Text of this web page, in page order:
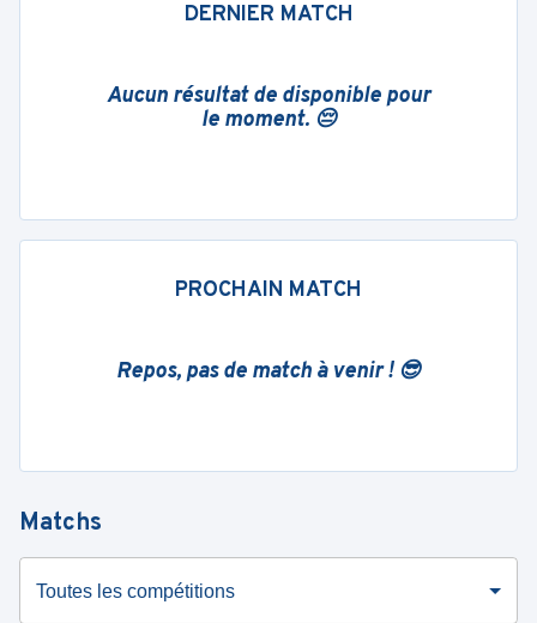
DERNIER MATCH
Aucun résultat de disponible pour
le moment. 😔
PROCHAIN MATCH
Repos, pas de match à venir ! 😎
Matchs
Toutes les compétitions